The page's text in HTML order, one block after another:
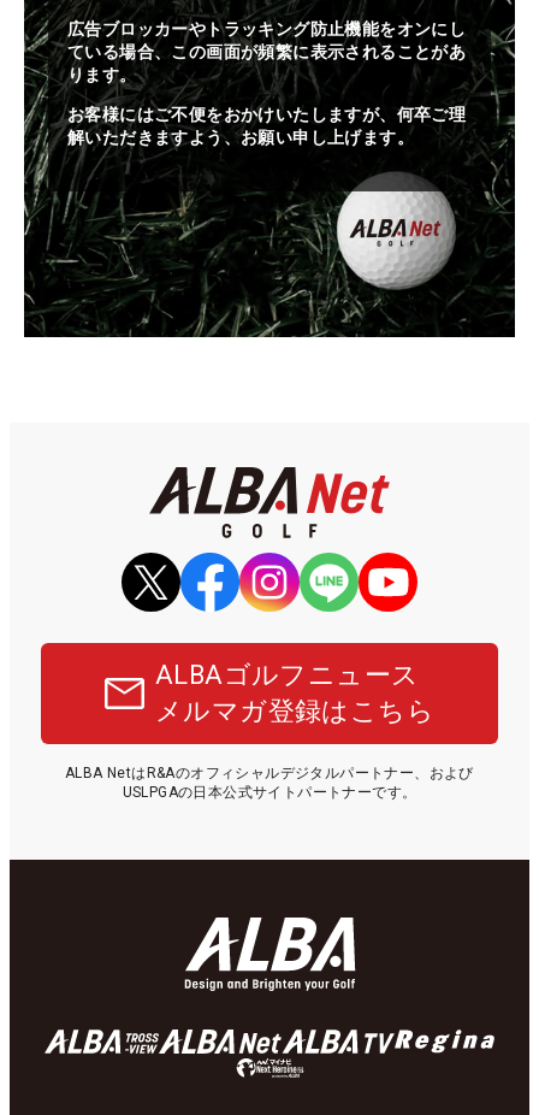
広告ブロッカーやトラッキング防止機能をオンにし
ている場合、この画面が頻繁に表示されることがあ
ります。
お客様にはご不便をおかけいたしますが、何卒ご理
解いただきますよう、お願い申し上げます。
ALBAゴルフニュース
メルマガ登録はこちら
ALBA NetはR&Aのオフィシャルデジタルパートナー、および
USLPGAの日本公式サイトパートナーです。